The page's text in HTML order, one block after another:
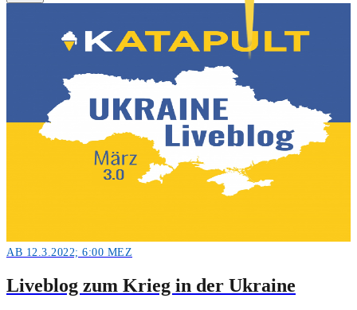
AB 12.3.2022; 6:00 MEZ
Liveblog zum Krieg in der Ukraine